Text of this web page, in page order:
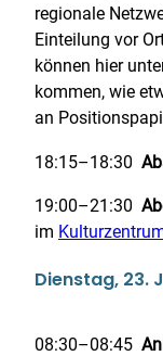
regionale
Einteilung vor
können hier
kommen, wie
an
18:15–18:30
19:00–21:30
im
Dienstag, 23.
08:30–08:45